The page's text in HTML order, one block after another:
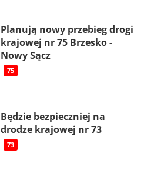
Planują nowy przebieg drogi
krajowej nr 75 Brzesko -
Nowy Sącz
75
Będzie bezpieczniej na
drodze krajowej nr 73
73